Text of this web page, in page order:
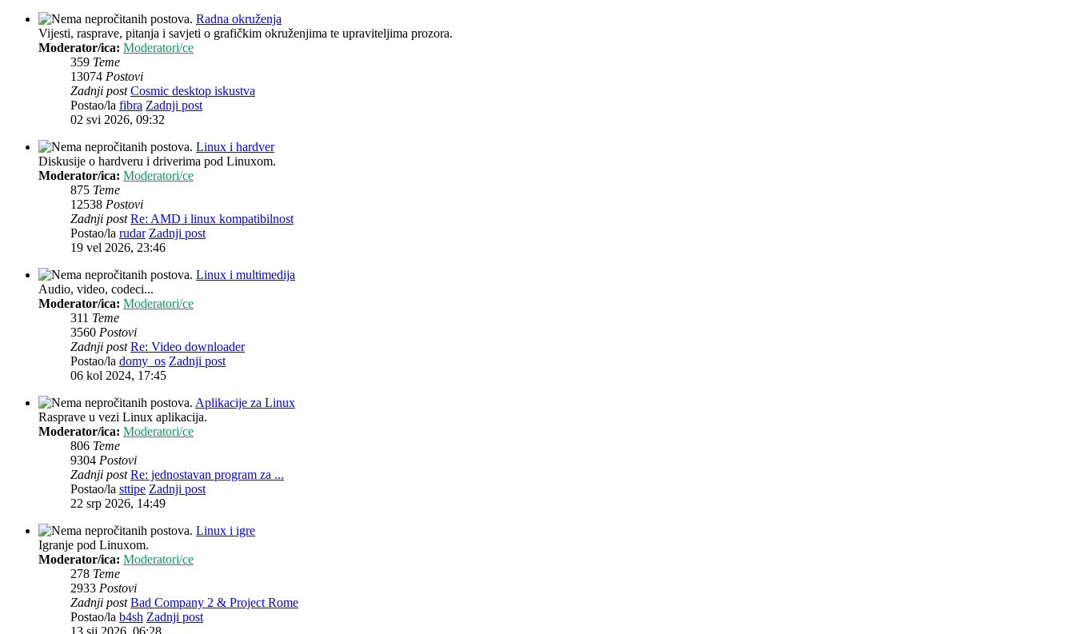
Radna okruženja
Vijesti, rasprave, pitanja i savjeti o grafičkim okruženjima te upraviteljima prozora.
Moderator/ica: Moderatori/ce
359 Teme
13074 Postovi
Zadnji post Cosmic desktop iskustva
Postao/la fibra Zadnji post
02 svi 2026, 09:32
Linux i hardver
Diskusije o hardveru i driverima pod Linuxom.
Moderator/ica: Moderatori/ce
875 Teme
12538 Postovi
Zadnji post Re: AMD i linux kompatibilnost
Postao/la rudar Zadnji post
19 vel 2026, 23:46
Linux i multimedija
Audio, video, codeci...
Moderator/ica: Moderatori/ce
311 Teme
3560 Postovi
Zadnji post Re: Video downloader
Postao/la domy_os Zadnji post
06 kol 2024, 17:45
Aplikacije za Linux
Rasprave u vezi Linux aplikacija.
Moderator/ica: Moderatori/ce
806 Teme
9304 Postovi
Zadnji post Re: jednostavan program za ...
Postao/la sttipe Zadnji post
22 srp 2026, 14:49
Linux i igre
Igranje pod Linuxom.
Moderator/ica: Moderatori/ce
278 Teme
2933 Postovi
Zadnji post Bad Company 2 & Project Rome
Postao/la b4sh Zadnji post